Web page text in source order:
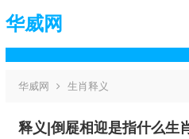
华威网
华威网 生肖释义
释义|倒屣相迎是指什么生